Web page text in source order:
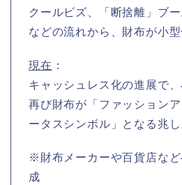
クールビズ、「断捨離」ブ
などの流れから、財布が小型
現在 ：
キャッシュレス化の進展で、
再び財布が「ファッション
ータスシンボル」となる兆し
※財布メーカーや百貨店な
成